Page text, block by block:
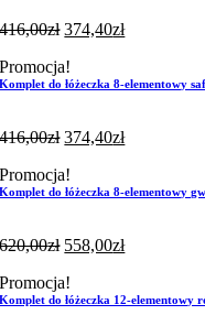
416,00zł 374,40zł
Promocja!
Komplet do łóżeczka 8-elementowy
416,00zł 374,40zł
Promocja!
Komplet do łóżeczka 8-elementowy
620,00zł 558,00zł
Promocja!
Komplet do łóżeczka 12-elementowy